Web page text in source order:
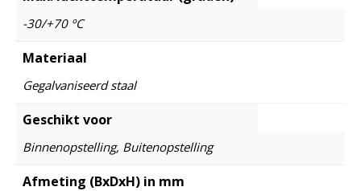
-30/+70 ºC
Materiaal
Gegalvaniseerd staal
Geschikt voor
Binnenopstelling, Buitenopstelling
Afmeting (BxDxH) in mm